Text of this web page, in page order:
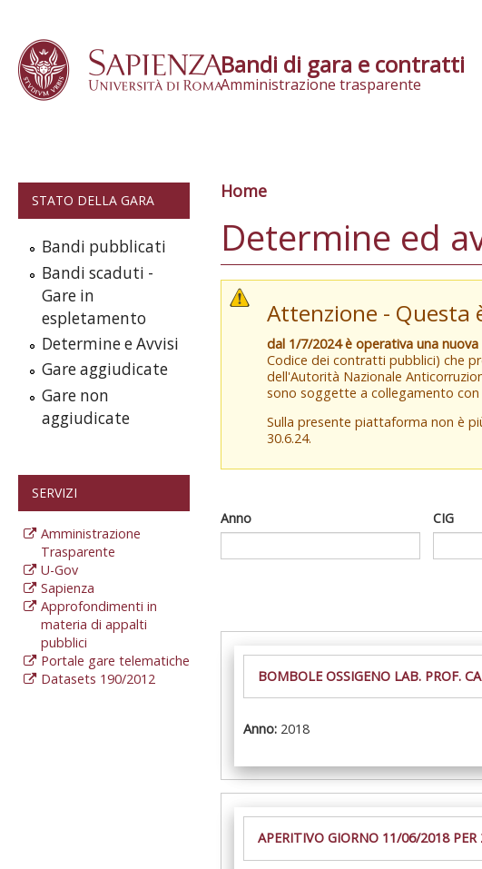
Bandi di gara e contratti
Amministrazione trasparente
STATO DELLA GARA
Bandi pubblicati
Bandi scaduti -
Gare in
espletamento
Determine e Avvisi
Gare aggiudicate
Gare non
aggiudicate
SERVIZI
Amministrazione
Trasparente
U-Gov
Sapienza
Approfondimenti in
materia di appalti
pubblici
Portale gare telematiche
Datasets 190/2012
Tu sei qui
Home
Determine ed
Attenzione -
dal 1/7/2024 è operativa una
Codice dei contratti pubblici) che
dell'Autorità Nazionale
sono soggette a collegamento
Sulla presente piattaforma non è
30.6.24.
Anno CIG
BOMBOLE OSSIGENO LAB. PROF.
Anno: 2018
APERITIVO GIORNO 11/06/2018